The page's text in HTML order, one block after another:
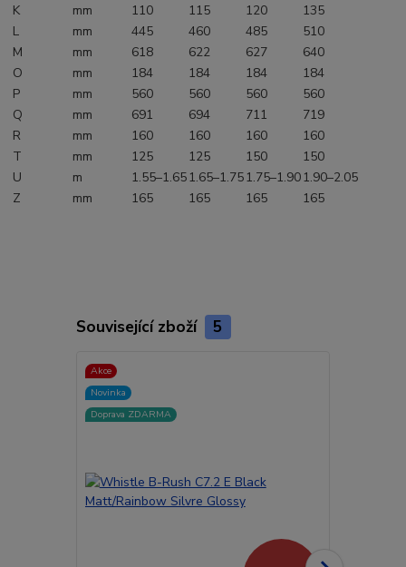
K
mm 110 115 120
135
L
mm 445 460 485
510
M
mm 618 622 627
640
O
mm 184 184 184
184
P
mm 560 560 560
560
Q
mm 691 694 711
719
R
mm 160 160 160
160
T
mm 125 125 150
150
U
m 1.55–1.651.65–1.751.75–1.901.90–2.05
Z
mm 165 165 165 165
Související zboží 5
Akce
Novinka
Doprava ZDARMA